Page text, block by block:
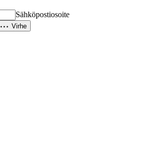
Sähköpostiosoite
Virhe